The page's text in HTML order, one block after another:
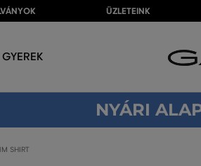
ÜZLETEINK
GYEREK
NYÁRI
SHIRT